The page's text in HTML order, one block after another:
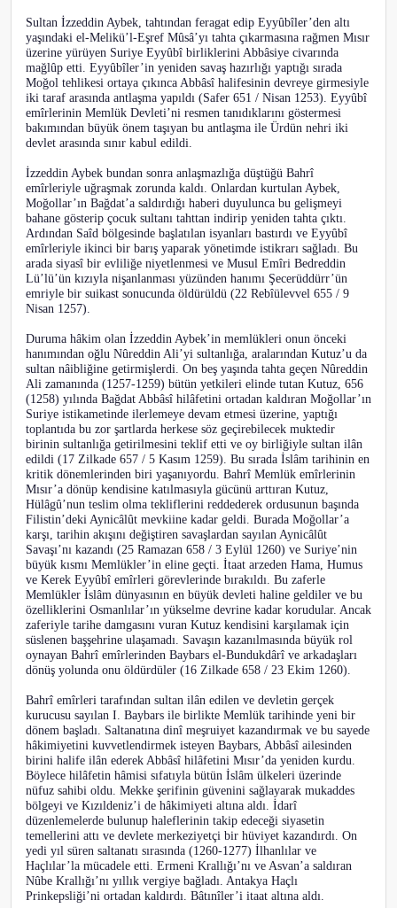
Sultan İzzeddin Aybek, tahtından feragat edip Eyyûbîler’den altı
yaşındaki el-Melikü’l-Eşref Mûsâ’yı tahta çıkarmasına rağmen Mısır
üzerine yürüyen Suriye Eyyûbî birliklerini Abbâsiye civarında
mağlûp etti. Eyyûbîler’in yeniden savaş hazırlığı yaptığı sırada
Moğol tehlikesi ortaya çıkınca Abbâsî halifesinin devreye girmesiyle
iki taraf arasında antlaşma yapıldı (Safer 651 / Nisan 1253). Eyyûbî
emîrlerinin Memlük Devleti’ni resmen tanıdıklarını göstermesi
bakımından büyük önem taşıyan bu antlaşma ile Ürdün nehri iki
devlet arasında sınır kabul edildi.
İzzeddin Aybek bundan sonra anlaşmazlığa düştüğü Bahrî
emîrleriyle uğraşmak zorunda kaldı. Onlardan kurtulan Aybek,
Moğollar’ın Bağdat’a saldırdığı haberi duyulunca bu gelişmeyi
bahane gösterip çocuk sultanı tahttan indirip yeniden tahta çıktı.
Ardından Saîd bölgesinde başlatılan isyanları bastırdı ve Eyyûbî
emîrleriyle ikinci bir barış yaparak yönetimde istikrarı sağladı. Bu
arada siyasî bir evliliğe niyetlenmesi ve Musul Emîri Bedreddin
Lü’lü’ün kızıyla nişanlanması yüzünden hanımı Şecerüddürr’ün
emriyle bir suikast sonucunda öldürüldü (22 Rebîülevvel 655 / 9
Nisan 1257).
Duruma hâkim olan İzzeddin Aybek’in memlükleri onun önceki
hanımından oğlu Nûreddin Ali’yi sultanlığa, aralarından Kutuz’u da
sultan nâibliğine getirmişlerdi. On beş yaşında tahta geçen Nûreddin
Ali zamanında (1257-1259) bütün yetkileri elinde tutan Kutuz, 656
(1258) yılında Bağdat Abbâsî hilâfetini ortadan kaldıran Moğollar’ın
Suriye istikametinde ilerlemeye devam etmesi üzerine, yaptığı
toplantıda bu zor şartlarda herkese söz geçirebilecek muktedir
birinin sultanlığa getirilmesini teklif etti ve oy birliğiyle sultan ilân
edildi (17 Zilkade 657 / 5 Kasım 1259). Bu sırada İslâm tarihinin en
kritik dönemlerinden biri yaşanıyordu. Bahrî Memlük emîrlerinin
Mısır’a dönüp kendisine katılmasıyla gücünü arttıran Kutuz,
Hülâgû’nun teslim olma tekliflerini reddederek ordusunun başında
Filistin’deki Aynicâlût mevkiine kadar geldi. Burada Moğollar’a
karşı, tarihin akışını değiştiren savaşlardan sayılan Aynicâlût
Savaşı’nı kazandı (25 Ramazan 658 / 3 Eylül 1260) ve Suriye’nin
büyük kısmı Memlükler’in eline geçti. İtaat arzeden Hama, Humus
ve Kerek Eyyûbî emîrleri görevlerinde bırakıldı. Bu zaferle
Memlükler İslâm dünyasının en büyük devleti haline geldiler ve bu
özelliklerini Osmanlılar’ın yükselme devrine kadar korudular. Ancak
zaferiyle tarihe damgasını vuran Kutuz kendisini karşılamak için
süslenen başşehrine ulaşamadı. Savaşın kazanılmasında büyük rol
oynayan Bahrî emîrlerinden Baybars el-Bundukdârî ve arkadaşları
dönüş yolunda onu öldürdüler (16 Zilkade 658 / 23 Ekim 1260).
Bahrî emîrleri tarafından sultan ilân edilen ve devletin gerçek
kurucusu sayılan I. Baybars ile birlikte Memlük tarihinde yeni bir
dönem başladı. Saltanatına dinî meşruiyet kazandırmak ve bu sayede
hâkimiyetini kuvvetlendirmek isteyen Baybars, Abbâsî ailesinden
birini halife ilân ederek Abbâsî hilâfetini Mısır’da yeniden kurdu.
Böylece hilâfetin hâmisi sıfatıyla bütün İslâm ülkeleri üzerinde
nüfuz sahibi oldu. Mekke şerifinin güvenini sağlayarak mukaddes
bölgeyi ve Kızıldeniz’i de hâkimiyeti altına aldı. İdarî
düzenlemelerde bulunup haleflerinin takip edeceği siyasetin
temellerini attı ve devlete merkeziyetçi bir hüviyet kazandırdı. On
yedi yıl süren saltanatı sırasında (1260-1277) İlhanlılar ve
Haçlılar’la mücadele etti. Ermeni Krallığı’nı ve Asvan’a saldıran
Nûbe Krallığı’nı yıllık vergiye bağladı. Antakya Haçlı
Prinkepsliği’ni ortadan kaldırdı. Bâtınîler’i itaat altına aldı.